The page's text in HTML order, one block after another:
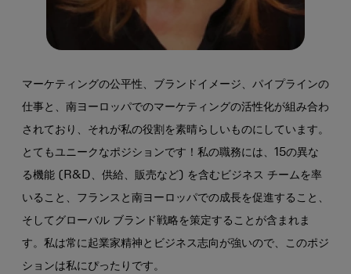
マーケティングの公平性、ブランドイメージ、パイプラインの
仕事と、南ヨーロッパでのマーケティングの活性化が組み合わ
されており、それが私の役割を素晴らしいものにしています。
とてもユニークなポジションです！私の職務には、15の異な
る機能 (R&D、供給、販売など) を含むビジネス チームを率
いること、フランスと南ヨーロッパでの成長を促進すること、
そしてグローバル ブランド戦略を策定することが含まれま
す。私は常に起業家精神とビジネス志向が強いので、このポジ
ションは私にぴったりです。